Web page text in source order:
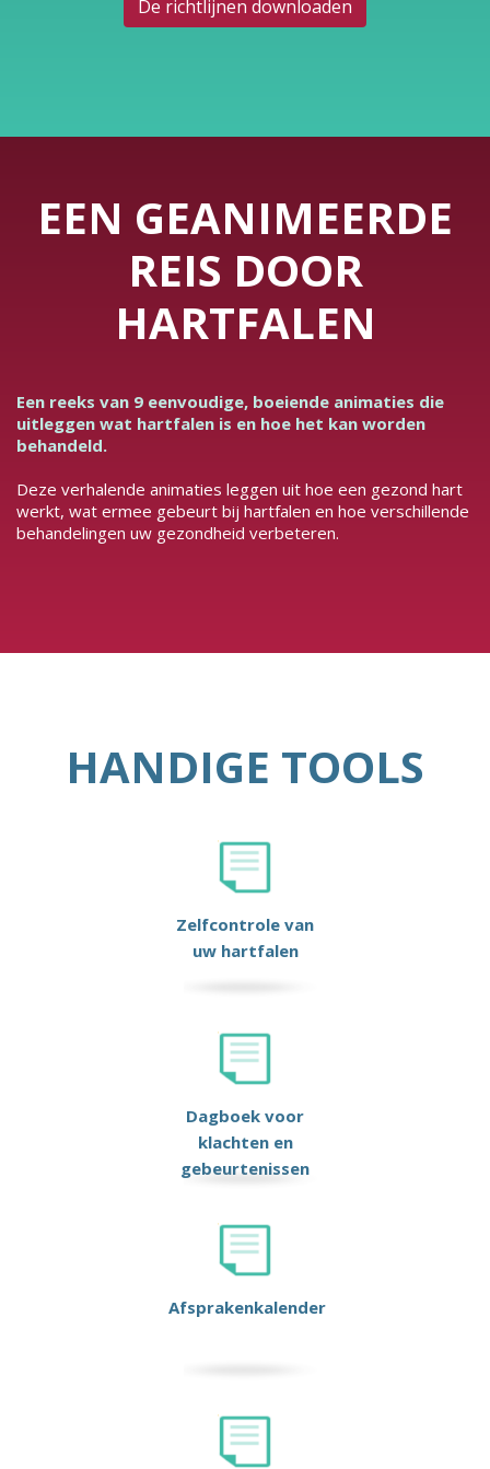
De richtlijnen downloaden
EEN GEANIMEERDE
REIS DOOR
HARTFALEN
Een reeks van 9 eenvoudige, boeiende animaties die
uitleggen wat hartfalen is en hoe het kan worden
behandeld.
Deze verhalende animaties leggen uit hoe een gezond hart
werkt, wat ermee gebeurt bij hartfalen en hoe verschillende
behandelingen uw gezondheid verbeteren.
HANDIGE TOOLS
Zelfcontrole van
uw hartfalen
Dagboek voor
klachten en
gebeurtenissen
Afsprakenkalender